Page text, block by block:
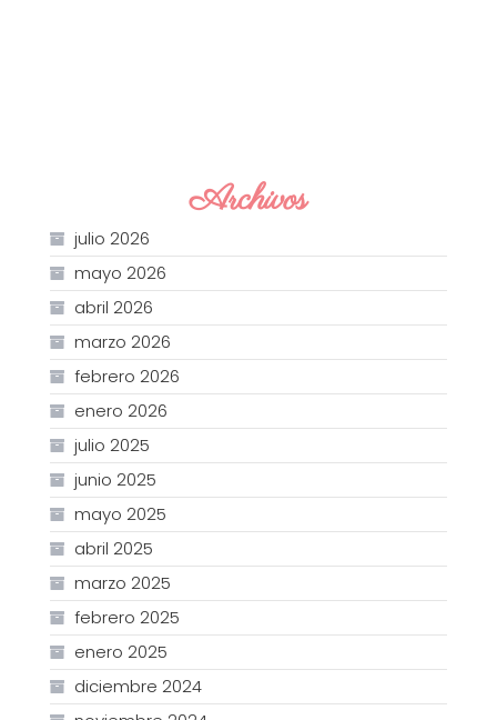
Archivos
julio 2026
mayo 2026
abril 2026
marzo 2026
febrero 2026
enero 2026
julio 2025
junio 2025
mayo 2025
abril 2025
marzo 2025
febrero 2025
enero 2025
diciembre 2024